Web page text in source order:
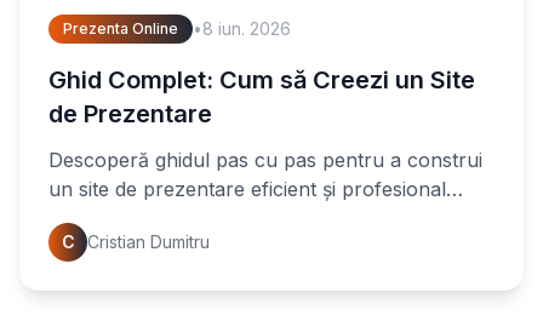
Prezenta Online •8 iun. 2026
Ghid Complet: Cum să Creezi un Site
de Prezentare
Descoperă ghidul pas cu pas pentru a construi
un site de prezentare eficient și profesional
pentru firma ta. Află secretele unui website de
succes și atrage
C Cristian Dumitru